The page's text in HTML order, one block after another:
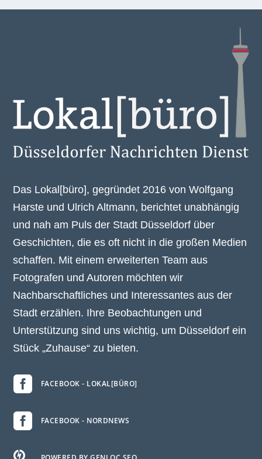
Das Lokal[büro], gegründet 2016 von Wolfgang
Harste und Ulrich Altmann, berichtet unabhängig
und nah am Puls der Stadt Düsseldorf über
Geschichten, die es oft nicht in die großen Medien
schaffen. Mit einem erweiterten Team aus
Fotografen und Autoren möchten wir
Nachbarschaftliches und Interessantes aus der
Stadt erzählen. Ihre Beobachtungen und
Unterstützung sind uns wichtig, um Düsseldorf ein
Stück „Zuhause“ zu bieten.
 FACEBOOK - LOKAL[BÜRO]
 FACEBOOK - NORDNEWS